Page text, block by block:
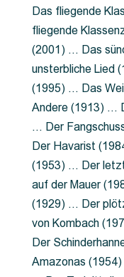
Das fliegende
fliegende
(2001) … Das
unsterbliche Lied
(1995) … Das
Andere (1913) …
… Der
Der Havarist
(1953) … Der
auf der Mauer
(1929) … Der
von Kombach
Der
Amazonas